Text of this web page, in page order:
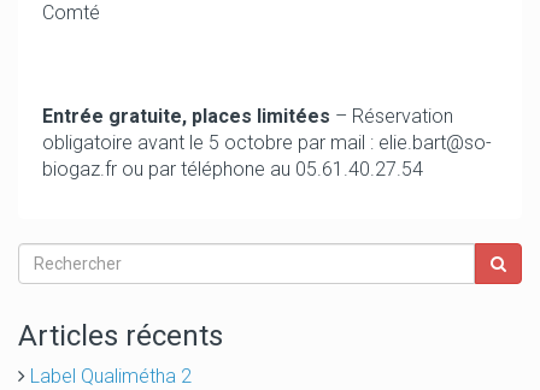
Comté
Entrée gratuite, places limitées – Réservation
obligatoire avant le 5 octobre par mail : elie.bart@so-
biogaz.fr ou par téléphone au 05.61.40.27.54
Articles récents
Label Qualimétha 2